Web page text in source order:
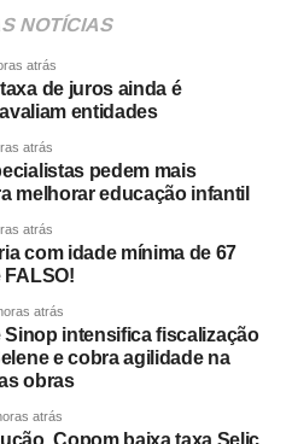
NOTÍCIAS
atrás
de juros ainda é
entidades
atrás
pedem mais
melhorar educação infantil
atrás
com idade mínima de 67
atrás
Sinop intensifica fiscalização
e cobra agilidade na
obras
atrás
Copom baixa taxa Selic